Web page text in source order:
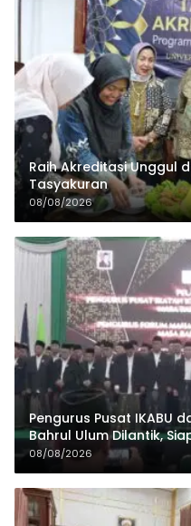
Raih Akreditasi Unggul
Tasyakuran
08/08/2026
Pengurus Pusat IKABU
Bahrul Ulum Dilantik,
Organisasi dan Ekonomi
08/08/2026